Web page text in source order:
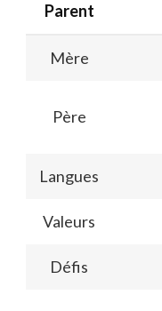
Parent
Mère
Père
Langues
Valeurs
Défis